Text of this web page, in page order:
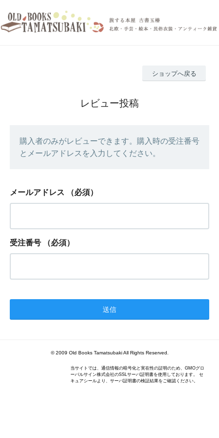
ショップへ戻る
レビュー投稿
購入者のみがレビューできます。購入時の受注番号
とメールアドレスを入力してください。
メールアドレス （必須）
受注番号 （必須）
© 2009 Old Books Tamatsubaki All Rights Reserved.
当サイトでは、通信情報の暗号化と実在性の証明のため、GMOグロ
ーバルサイン株式会社のSSLサーバ証明書を使用しております。 セ
キュアシールより、サーバ証明書の検証結果をご確認ください。